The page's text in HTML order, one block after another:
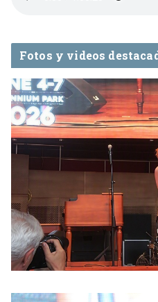
Fotos y videos